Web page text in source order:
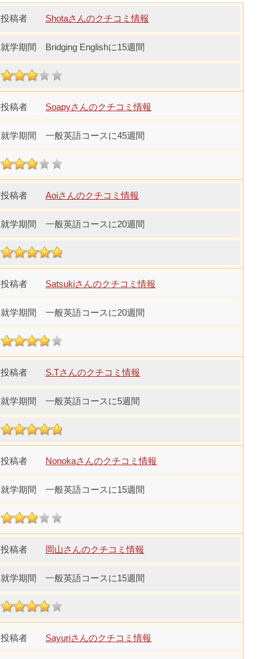
Shotaさんのクチコミ情報
Bridging Englishに15週間
Soapyさんのクチコミ情報
一般英語コースに45週間
Aoiさんのクチコミ情報
一般英語コースに20週間
Satsukiさんのクチコミ情報
一般英語コースに20週間
S.Tさんのクチコミ情報
一般英語コースに5週間
Nonokaさんのクチコミ情報
一般英語コースに15週間
岡山さんのクチコミ情報
一般英語コースに15週間
Sayuriさんのクチコミ情報